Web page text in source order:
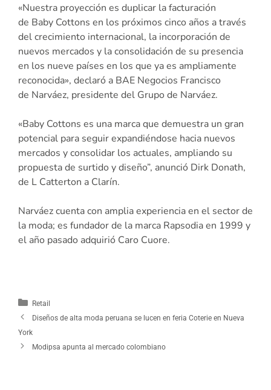
«Nuestra proyección es duplicar la facturación
de Baby Cottons en los próximos cinco años a través
del crecimiento internacional, la incorporación de
nuevos mercados y la consolidación de su presencia
en los nueve países en los que ya es ampliamente
reconocida», declaró a BAE Negocios Francisco
de Narváez, presidente del Grupo de Narváez.
«Baby Cottons es una marca que demuestra un gran
potencial para seguir expandiéndose hacia nuevos
mercados y consolidar los actuales, ampliando su
propuesta de surtido y diseño”, anunció Dirk Donath,
de L Catterton a Clarín.
Narváezcuenta con ampliaexperiencia en el sector de
la moda; es fundador de la marca Rapsodia en 1999 y
el año pasado adquirió Caro Cuore.
Retail
Diseños de alta moda peruana se lucen en feria Coterie en Nueva
York
Modipsa apunta al mercado colombiano